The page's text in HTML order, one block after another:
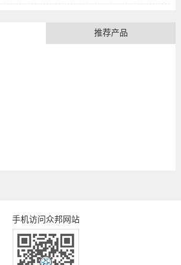
推荐产品
手机访问众邦网站